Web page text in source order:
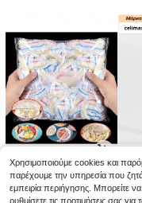
2.85€ 12
Χρησιμοποιούμε cookies και
παρέχουμε την υπηρεσία που
εμπειρία περιήγησης. Μπορείτε
ρυθμίσετε τις προτιμήσεις σας